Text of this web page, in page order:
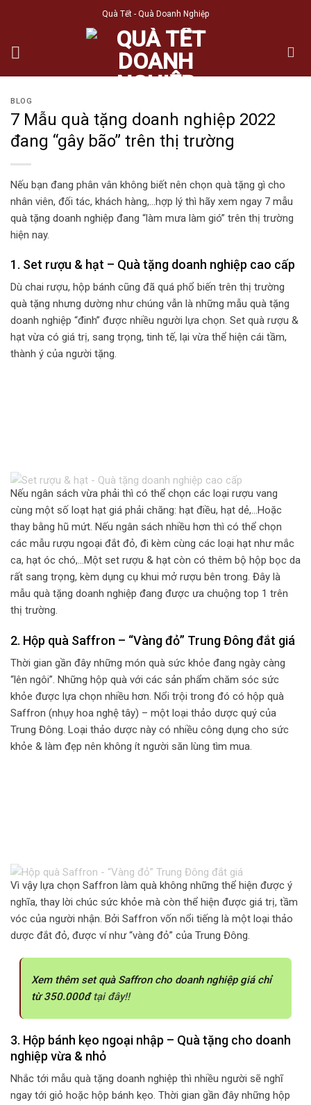
content
Quà Tết - Quà Doanh Nghiệp
BLOG
7 Mẫu quà tặng doanh nghiệp 2022
đang “gây bão” trên thị trường
Nếu bạn đang phân vân không biết nên chọn quà tặng gì cho
nhân viên, đối tác, khách hàng,…hợp lý thì hãy xem ngay 7 mẫu
quà tặng doanh nghiệp đang “làm mưa làm gió” trên thị trường
hiện nay.
1. Set rượu & hạt – Quà tặng doanh nghiệp cao cấp
Dù chai rượu, hộp bánh cũng đã quá phổ biến trên thị trường
quà tặng nhưng dường như chúng vẫn là những mẫu quà tặng
doanh nghiệp “đinh” được nhiều người lựa chọn. Set quà rượu &
hạt vừa có giá trị, sang trọng, tinh tế, lại vừa thể hiện cái tầm,
thành ý của người tặng.
Nếu ngân sách vừa phải thì có thể chọn các loại rượu vang
cùng một số loạt hạt giá phải chăng: hạt điều, hạt dẻ,…Hoặc
thay bằng hũ mứt. Nếu ngân sách nhiều hơn thì có thể chọn
các mẫu rượu ngoại đắt đỏ, đi kèm cùng các loại hạt như mắc
ca, hạt óc chó,…Một set rượu & hạt còn có thêm bộ hộp bọc da
rất sang trọng, kèm dụng cụ khui mở rượu bên trong. Đây là
mẫu quà tặng doanh nghiệp đang được ưa chuộng top 1 trên
thị trường.
2. Hộp quà Saffron – “Vàng đỏ” Trung Đông đắt giá
Thời gian gần đây những món quà sức khỏe đang ngày càng
“lên ngôi”. Những hộp quà với các sản phẩm chăm sóc sức
khỏe được lựa chọn nhiều hơn. Nổi trội trong đó có hộp quà
Saffron (nhụy hoa nghệ tây) – một loại thảo dược quý của
Trung Đông. Loại thảo dược này có nhiều công dụng cho sức
khỏe & làm đẹp nên không ít người săn lùng tìm mua.
Vì vậy lựa chọn Saffron làm quà không những thể hiện được ý
nghĩa, thay lời chúc sức khỏe mà còn thể hiện được giá trị, tầm
vóc của người nhận. Bởi Saffron vốn nổi tiếng là một loại thảo
dược đắt đỏ, được ví như “vàng đỏ” của Trung Đông.
Xem thêm set quà Saffron cho doanh nghiệp giá chỉ
từ 350.000đtại đây!!
3. Hộp bánh kẹo ngoại nhập – Quà tặng cho doanh
nghiệp vừa & nhỏ
Nhắc tới mẫu quà tặng doanh nghiệp thì nhiều người sẽ nghĩ
ngay tới giỏ hoặc hộp bánh kẹo. Thời gian gần đây những hộp